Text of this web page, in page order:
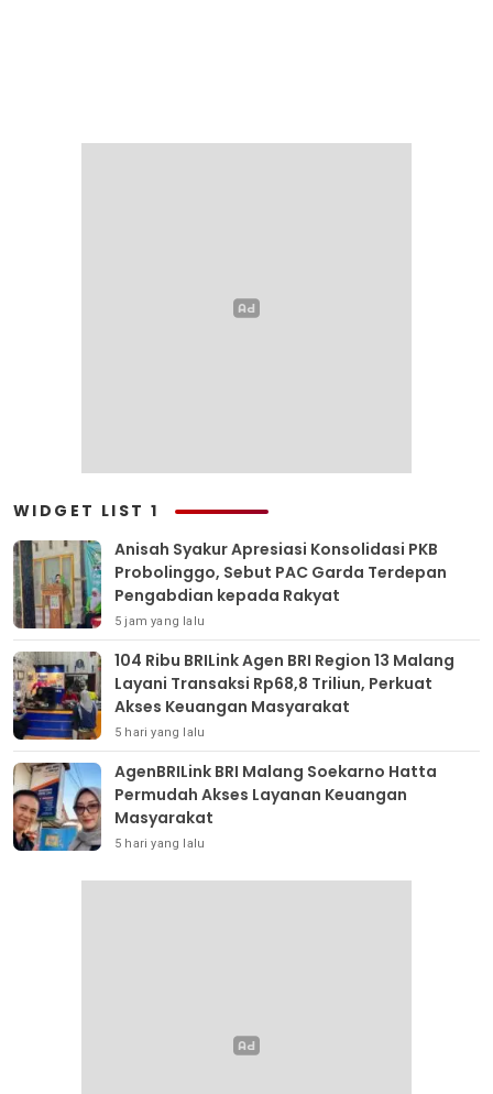
WIDGET LIST 1
Anisah Syakur Apresiasi Konsolidasi PKB
Probolinggo, Sebut PAC Garda Terdepan
Pengabdian kepada Rakyat
5 jam yang lalu
104 Ribu BRILink Agen BRI Region 13 Malang
Layani Transaksi Rp68,8 Triliun, Perkuat
Akses Keuangan Masyarakat
5 hari yang lalu
AgenBRILink BRI Malang Soekarno Hatta
Permudah Akses Layanan Keuangan
Masyarakat
5 hari yang lalu